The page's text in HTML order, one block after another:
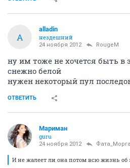
A
alladin
нездешний
24 ноября 2012 RougeM
ну им тоже не хочется быть в
снежно белой
нужен некоторый пул
ОТВЕТИТЬ
Мариман
guru
24 ноября 2012
И не жалеет ли она потом всю жизнь об